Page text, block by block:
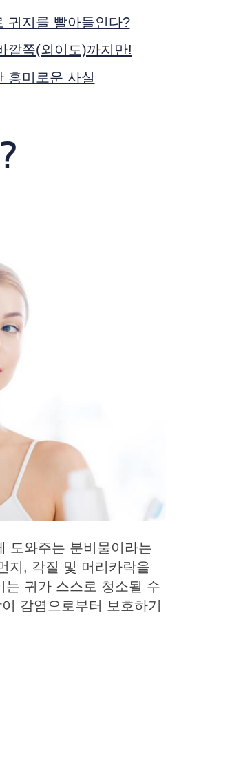
귀지를 빨아들인다?
깥쪽(외이도)까지만!
흥미로운 사실
도와주는 분비물이라는
지, 각질 및 머리카락을
귀가 스스로 청소될 수
감염으로부터 보호하기